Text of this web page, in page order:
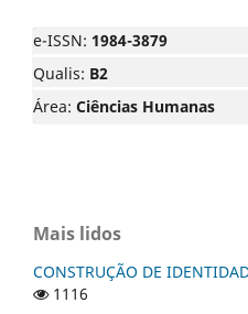
e-ISSN: 1984-3879
Qualis: B2
Área: Ciências Humanas
Mais lidos
CONSTRUÇÃO DE
1116